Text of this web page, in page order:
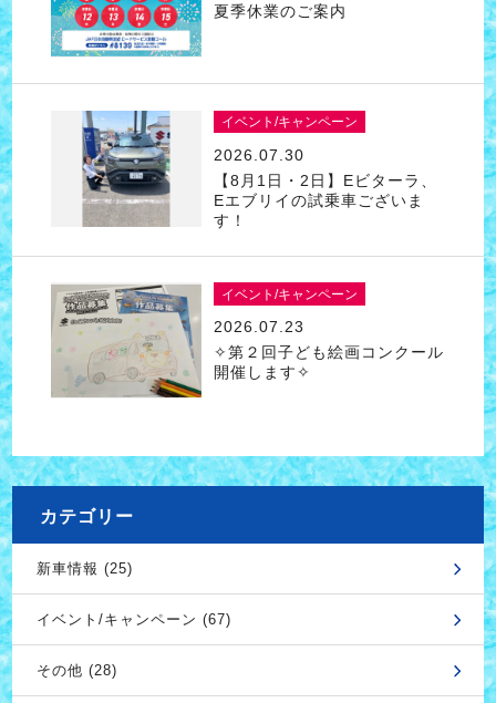
夏季休業のご案内
イベント/キャンペーン
2026.07.30
【8月1日・2日】Eビターラ、
Eエブリイの試乗車ございま
す！
イベント/キャンペーン
2026.07.23
✧第２回子ども絵画コンクール
開催します✧
カテゴリー
新車情報 (25)
イベント/キャンペーン (67)
その他 (28)